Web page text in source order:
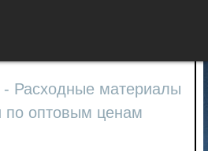
Расходные материалы
по оптовым ценам